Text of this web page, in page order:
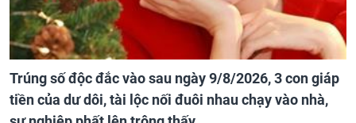
Trúng số độc đắc vào sau ngày 9/8/2026, 3 con giáp
tiền của dư dôi, tài lộc nối đuôi nhau chạy vào nhà,